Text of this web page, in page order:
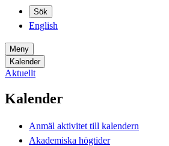
Sök
English
Meny
Kalender
Aktuellt
Kalender
Anmäl aktivitet till kalendern
Akademiska högtider